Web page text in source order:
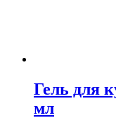
Гель для
мл